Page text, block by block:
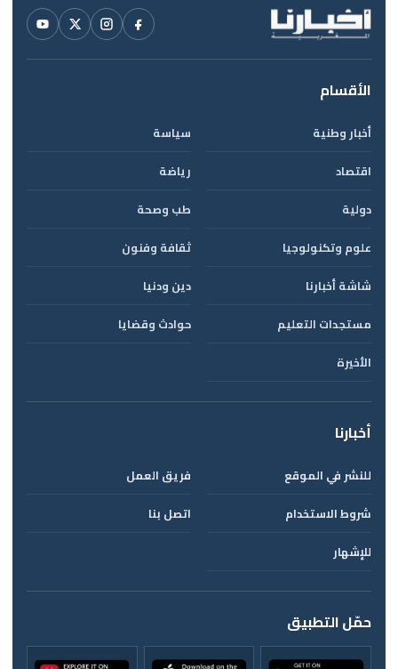
الأقسام
أخبار وطنية
سياسة
اقتصاد
رياضة
دولية
طب وصحة
علوم وتكنولوجيا
ثقافة وفنون
شاشة أخبارنا
دين ودنيا
مستجدات التعليم
حوادث وقضايا
الأخيرة
أخبارنا
للنشر في الموقع
فريق العمل
شروط الاستخدام
اتصل بنا
للإشهار
حمّل التطبيق